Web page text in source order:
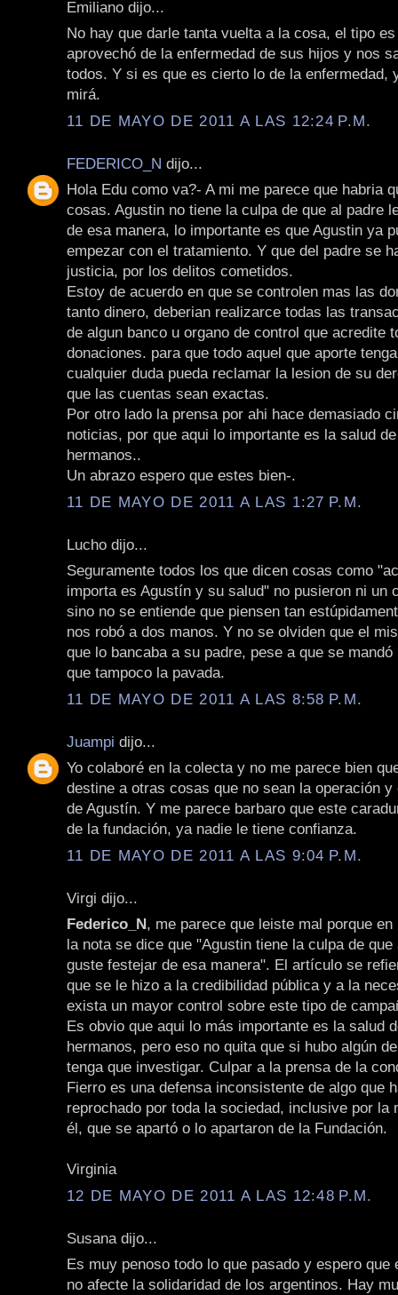
Emiliano dijo...
No hay que darle tanta vuelta a la cosa, el tipo
aprovechó de la enfermedad de sus hijos y nos
todos. Y si es que es cierto lo de la enfermedad,
mirá.
11 DE MAYO DE 2011 A LAS 12:24 P.M.
FEDERICO_N dijo...
Hola Edu como va?- A mi me parece que habria
cosas. Agustin no tiene la culpa de que al padre
de esa manera, lo importante es que Agustin ya
empezar con el tratamiento. Y que del padre se
justicia, por los delitos cometidos.
Estoy de acuerdo en que se controlen mas las
tanto dinero, deberian realizarce todas las
de algun banco u organo de control que acredite
donaciones. para que todo aquel que aporte
cualquier duda pueda reclamar la lesion de su
que las cuentas sean exactas.
Por otro lado la prensa por ahi hace demasiado
noticias, por que aqui lo importante es la salud
hermanos..
Un abrazo espero que estes bien-.
11 DE MAYO DE 2011 A LAS 1:27 P.M.
Lucho dijo...
Seguramente todos los que dicen cosas como
importa es Agustín y su salud" no pusieron ni un
sino no se entiende que piensen tan
nos robó a dos manos. Y no se olviden que el
que lo bancaba a su padre, pese a que se
que tampoco la pavada.
11 DE MAYO DE 2011 A LAS 8:58 P.M.
Juampi dijo...
Yo colaboré en la colecta y no me parece bien
destine a otras cosas que no sean la operación y
de Agustín. Y me parece barbaro que este
de la fundación, ya nadie le tiene confianza.
11 DE MAYO DE 2011 A LAS 9:04 P.M.
Virgi dijo...
Federico_N, me parece que leiste mal porque en
la nota se dice que "Agustin tiene la culpa de que
guste festejar de esa manera". El artículo se
que se le hizo a la credibilidad pública y a la
exista un mayor control sobre este tipo de
Es obvio que aqui lo más importante es la salud
hermanos, pero eso no quita que si hubo algún
tenga que investigar. Culpar a la prensa de la
Fierro es una defensa inconsistente de algo que
reprochado por toda la sociedad, inclusive por la
él, que se apartó o lo apartaron de la Fundación.
Virginia
12 DE MAYO DE 2011 A LAS 12:48 P.M.
Susana dijo...
Es muy penoso todo lo que pasado y espero que
no afecte la solidaridad de los argentinos. Hay